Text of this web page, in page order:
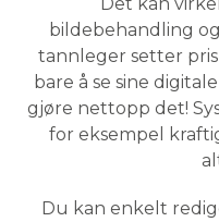
bildebehandling
tannleger setter
bare å se sine
gjøre nettopp det!
for eksempel
Du kan enkelt